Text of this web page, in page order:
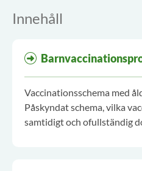
Innehåll
Vaccinationsschema med
Påskyndat schema, vilka
samtidigt och ofullständig